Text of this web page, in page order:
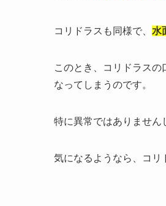
コリドラスも同様で、 水
このとき、コリドラス
なってしまうのです。
特に異常ではありません
気になるようなら、コリ